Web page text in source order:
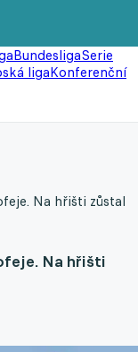
BundesligaSerie
ligaKonferenční
Na hřišti zůstal
Na hřišti